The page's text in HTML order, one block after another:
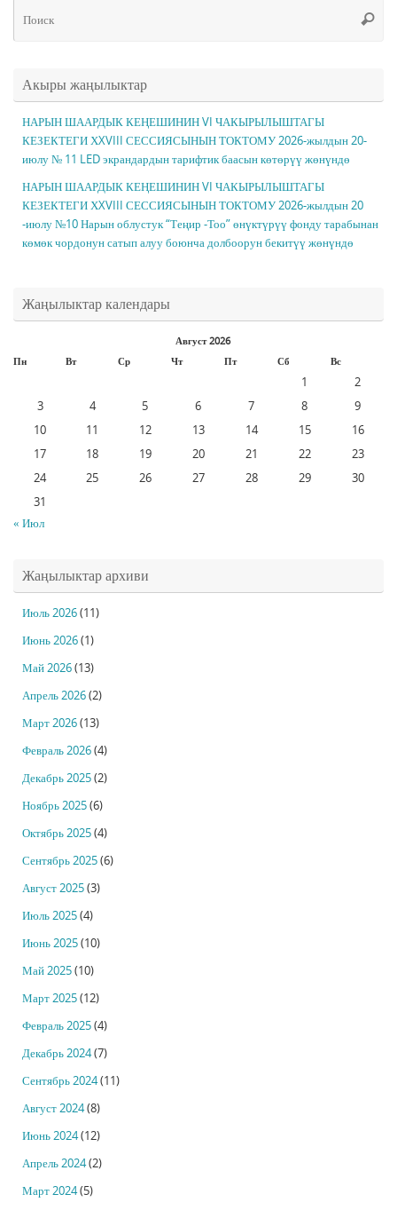
Поиск
Акыры жаңылыктар
НАРЫН ШААРДЫК КЕҢЕШИНИН VI ЧАКЫРЫЛЫШТАГЫ
КЕЗЕКТЕГИ ХXVIII СЕССИЯСЫНЫН ТОКТОМУ 2026-жылдын 20-
июлу № 11 LED экрандардын тарифтик баасын көтөрүү жөнүндө
НАРЫН ШААРДЫК КЕҢЕШИНИН VI ЧАКЫРЫЛЫШТАГЫ
КЕЗЕКТЕГИ ХXVIII СЕССИЯСЫНЫН ТОКТОМУ 2026-жылдын 20
-июлу №10 Нарын облустук “Теңир -Тоо” өнүктүрүү фонду тарабынан
көмөк чордонун сатып алуу боюнча долбоорун бекитүү жөнүндө
Жаңылыктар календары
Август 2026
Пн
Вт Ср Чт Пт Сб Вс
1
2
3
4 5 6 7 8
9
10
11 12 13 14 15
16
17
18 19 20 21 22
23
24
25 26 27 28 29
30
31
« Июл
Жаңылыктар архиви
Июль 2026(11)
Июнь 2026(1)
Май 2026(13)
Апрель 2026(2)
Март 2026(13)
Февраль 2026(4)
Декабрь 2025(2)
Ноябрь 2025(6)
Октябрь 2025(4)
Сентябрь 2025(6)
Август 2025(3)
Июль 2025(4)
Июнь 2025(10)
Май 2025(10)
Март 2025(12)
Февраль 2025(4)
Декабрь 2024(7)
Сентябрь 2024(11)
Август 2024(8)
Июнь 2024(12)
Апрель 2024(2)
Март 2024(5)